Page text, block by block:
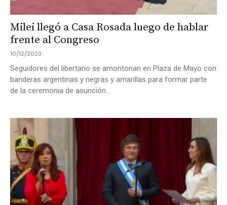
Milei llegó a Casa Rosada luego de hablar
frente al Congreso
10/12/2023
Seguidores del libertario se amontonan en Plaza de Mayo con
banderas argentinas y negras y amarillas para formar parte
de la ceremonia de asunción...